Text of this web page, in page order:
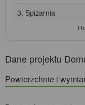
3. Spiżarnia
Dane projektu
Powierzchnie i